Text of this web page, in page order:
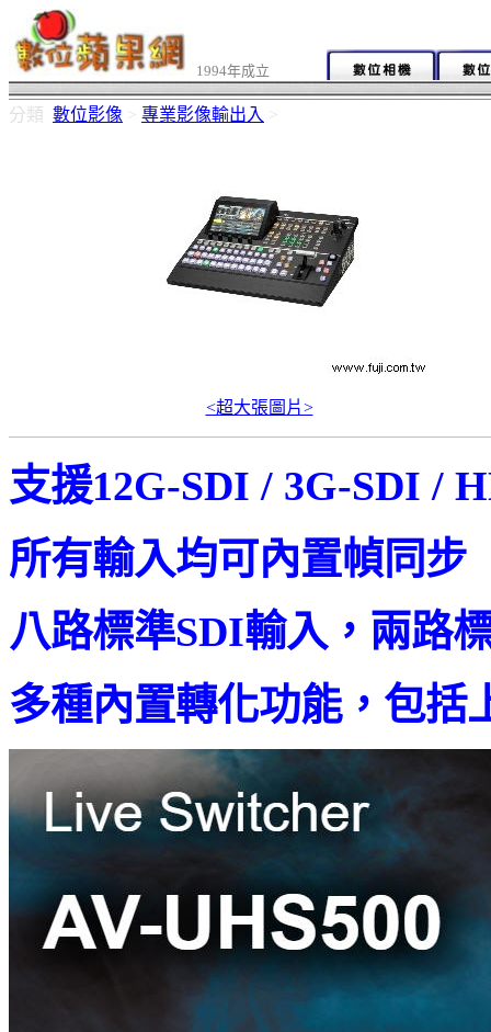
1994年成立
分類 數位影像 > 專業影像輸出入 >
<超大張圖片>
支援12G-SDI / 3G-SDI /
所有輸入均可內置幀同步
八路標準SDI輸入，兩路
多種內置轉化功能，包